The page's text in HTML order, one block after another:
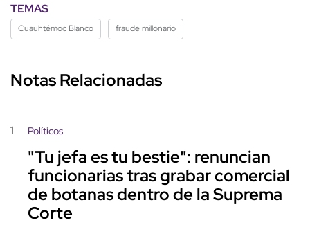
TEMAS
Cuauhtémoc Blanco fraude millonario
Notas Relacionadas
1 Políticos
"Tu jefa es tu bestie": renuncian
funcionarias tras grabar comercial
de botanas dentro de la Suprema
Corte